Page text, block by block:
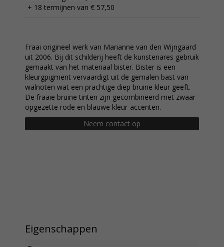
+ 18 termijnen van € 57,50
Fraai origineel werk van Marianne van den Wijngaard
uit 2006. Bij dit schilderij heeft de kunstenares gebruik
gemaakt van het materiaal bister. Bister is een
kleurgpigment vervaardigt uit de gemalen bast van
walnoten wat een prachtige diep bruine kleur geeft.
De fraaie bruine tinten zijn gecombineerd met zwaar
opgezette rode en blauwe kleur-accenten.
Neem contact op
Eigenschappen